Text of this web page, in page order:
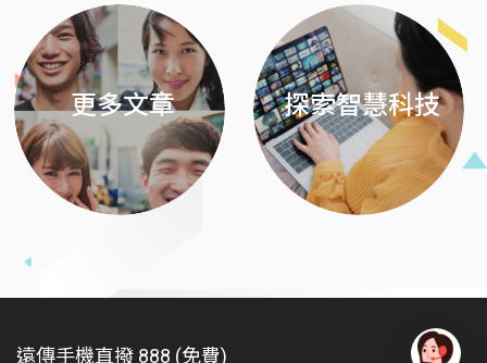
更多文章 探索智慧科技
遠傳手機直撥 888 (免費)